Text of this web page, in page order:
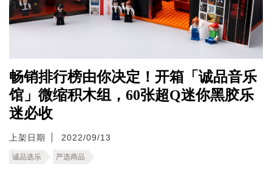
畅销排行榜由你决定！开箱「诚品音乐
馆」微缩积木组，60张超Q迷你黑胶乐
迷必收
上架日期 2022/09/13
诚品选乐 严选商品